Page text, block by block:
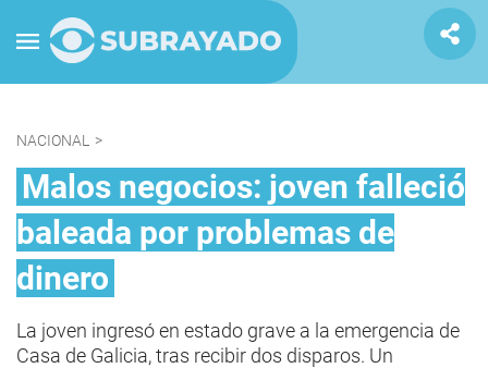
NACIONAL >
Malos negocios: joven falleció
baleada por problemas de
dinero
La joven ingresó en estado grave a la emergencia de
Casa de Galicia, tras recibir dos disparos. Un